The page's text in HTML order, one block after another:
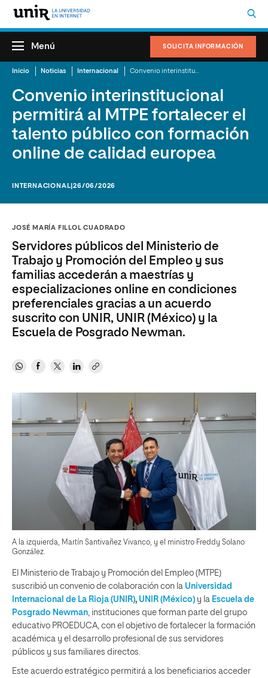
SOLICITA INFORMACIÓN
Menú
Inicio Noticias Internacional
Convenio interinstitucional
permitirá al MTPE fortalecer el
talento público con formación
online de calidad europea
INTERNACIONAL |26/06/2026
JOSÉ MARÍA FILLOL CUADRADO
Servidores públicos del Ministerio de
Trabajo y Promoción del Empleo y sus
familias accederán a maestrías y
especializaciones online en condiciones
preferenciales gracias a un acuerdo
suscrito con UNIR, UNIR (México) y la
Escuela de Posgrado Newman.
A la izquierda, Martín Santivañez Vivanco, y el ministro Freddy Solano
González.
El Ministerio de Trabajo y Promoción del Empleo (MTPE)
suscribió un convenio de colaboración con la Universidad
Internacional de La Rioja (UNIR), UNIR (México) y la Escuela de
Posgrado Newman , instituciones que forman parte del grupo
educativo PROEDUCA, con el objetivo de fortalecer la formación
académica y el desarrollo profesional de sus servidores
públicos y sus familiares directos.
Este acuerdo estratégico permitirá a los beneficiarios acceder